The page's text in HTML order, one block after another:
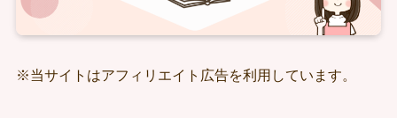
※当サイトはアフィリエイト広告を利用しています。